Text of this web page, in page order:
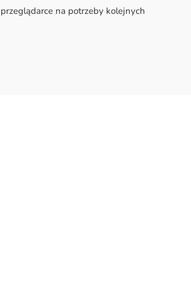
na potrzeby kolejnych